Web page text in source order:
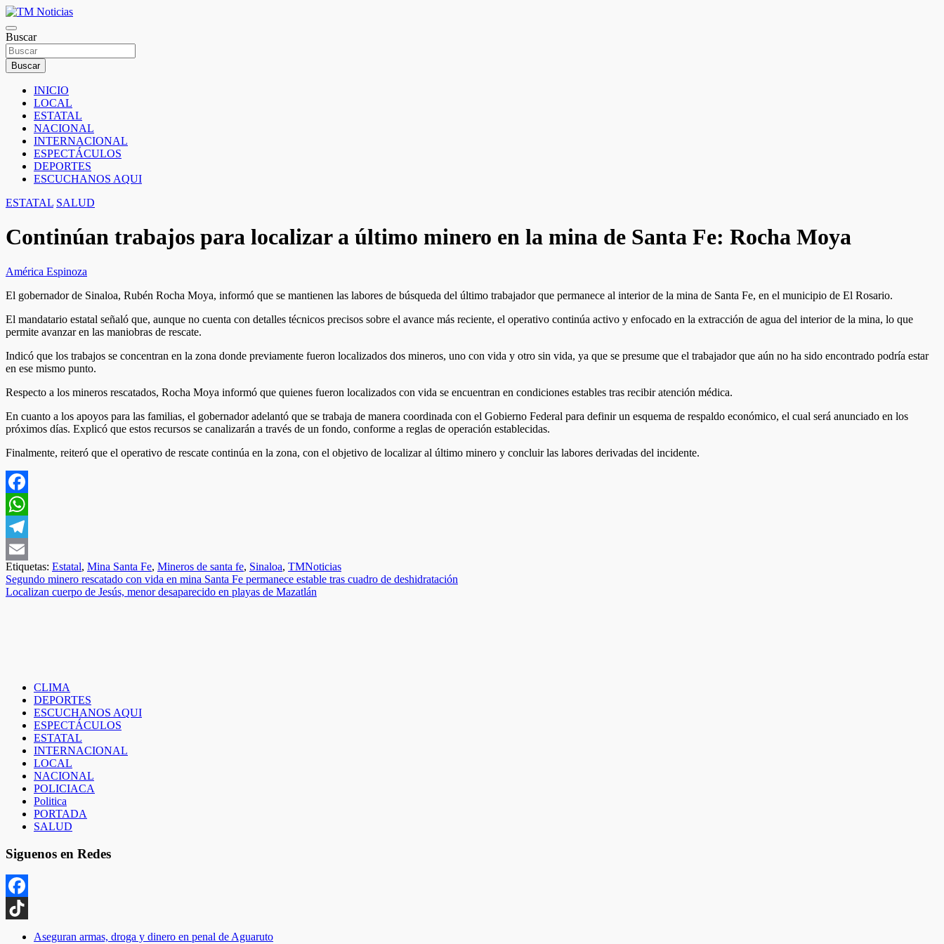
Saltar
al
contenido
TM Noticias
TM Noticias
Buscar
Buscar
INICIO
LOCAL
ESTATAL
NACIONAL
INTERNACIONAL
ESPECTÁCULOS
DEPORTES
ESCUCHANOS AQUI
ESTATAL SALUD
Continúan trabajos para localizar a último minero en la mina de Santa Fe: Rocha Moya
América Espinoza
El gobernador de Sinaloa, Rubén Rocha Moya, informó que se mantienen las labores de búsqueda del último trabajador que permanece al interior de la mina de Santa Fe, en el municipio de El Rosario.
El mandatario estatal señaló que, aunque no cuenta con detalles técnicos precisos sobre el avance más reciente, el operativo continúa activo y enfocado en la extracción de agua del interior de la mina, lo que
permite avanzar en las maniobras de rescate.
Indicó que los trabajos se concentran en la zona donde previamente fueron localizados dos mineros, uno con vida y otro sin vida, ya que se presume que el trabajador que aún no ha sido encontrado podría estar
en ese mismo punto.
Respecto a los mineros rescatados, Rocha Moya informó que quienes fueron localizados con vida se encuentran en condiciones estables tras recibir atención médica.
En cuanto a los apoyos para las familias, el gobernador adelantó que se trabaja de manera coordinada con el Gobierno Federal para definir un esquema de respaldo económico, el cual será anunciado en los
próximos días. Explicó que estos recursos se canalizarán a través de un fondo, conforme a reglas de operación establecidas.
Finalmente, reiteró que el operativo de rescate continúa en la zona, con el objetivo de localizar al último minero y concluir las labores derivadas del incidente.
Facebook
WhatsApp
Telegram
Email
Etiquetas: Estatal, Mina Santa Fe, Mineros de santa fe, Sinaloa, TMNoticias
Navegación
de
Segundo minero rescatado con vida en mina Santa Fe permanece estable tras cuadro de deshidratación
Localizan cuerpo de Jesús, menor desaparecido en playas de Mazatlán
CLIMA
DEPORTES
ESCUCHANOS AQUI
ESPECTÁCULOS
ESTATAL
INTERNACIONAL
LOCAL
NACIONAL
POLICIACA
Politica
PORTADA
SALUD
Siguenos en Redes
Facebook
TikTok
Aseguran armas, droga y dinero en penal de Aguaruto